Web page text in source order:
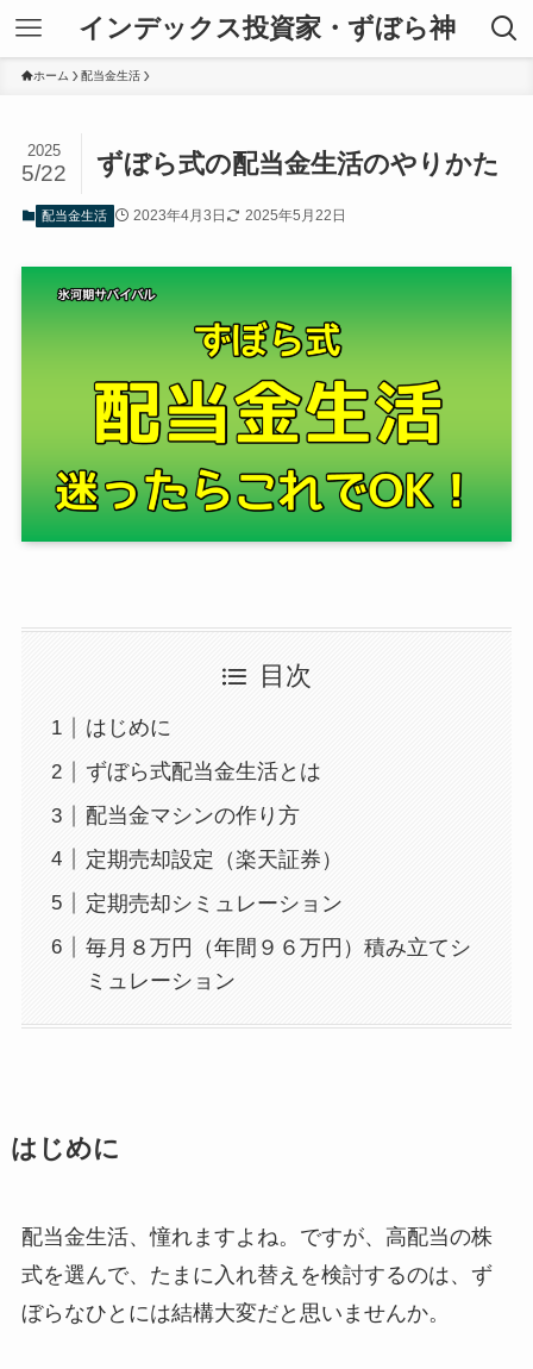
インデックス投資家・ずぼら神
ホーム 配当金生活
ずぼら式の配当金生活のやりかた
2025
5/22
配当金生活 2023年4月3日 2025年5月22日
目次
はじめに
ずぼら式配当金生活とは
配当金マシンの作り方
定期売却設定（楽天証券）
定期売却シミュレーション
毎月８万円（年間９６万円）積み立てシ
ミュレーション
はじめに
配当金生活、憧れますよね。ですが、高配当の株
式を選んで、たまに入れ替えを検討するのは、ず
ぼらなひとには結構大変だと思いませんか。